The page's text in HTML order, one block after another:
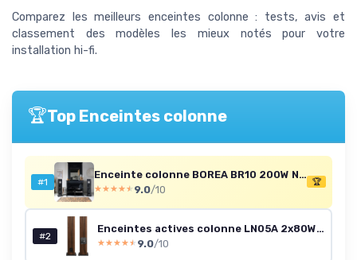
Comparez les meilleurs enceintes colonne : tests, avis et
classement des modèles les mieux notés pour votre
installation hi-fi.
🏆Top Enceintes colonne
#1
Enceinte colonne BOREA BR10 200W Noir
★★★★★
★★★★★ 9.0/10
🏆
#2
Enceintes actives colonne LN05A 2x80W Bluetooth - Châtaignier (paire)
★★★★★
★★★★★ 9.0/10
* En rejoignant le club, j'accepte de recevoir les emails
de Movies Insiders et les offres de ses partenaires.